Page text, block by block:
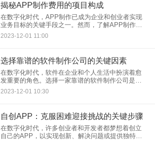
揭秘APP制作费用的项目构成
在数字化时代，APP制作已成为企业和创业者实现
业务目标的关键手段之一。然而，了解APP制作费
用的项目构成对于预算规划和开发过程中的合理决
策至关重要。以下是APP制作费用的主要项目构
2023-12-01 11:00
选择靠谱的软件制作公司的关键因素
在数字化时代，软件在企业和个人生活中扮演着愈
发重要的角色。选择一家靠谱的软件制作公司是确
保项目成功的关键一步。本文将讨论一些选择靠谱
2023-12-01 10:30
自创APP：克服困难迎接挑战的关键步骤
在数字化时代，许多创业者和开发者都梦想着创立
自己的APP，以实现创新、解决问题或提供独特的